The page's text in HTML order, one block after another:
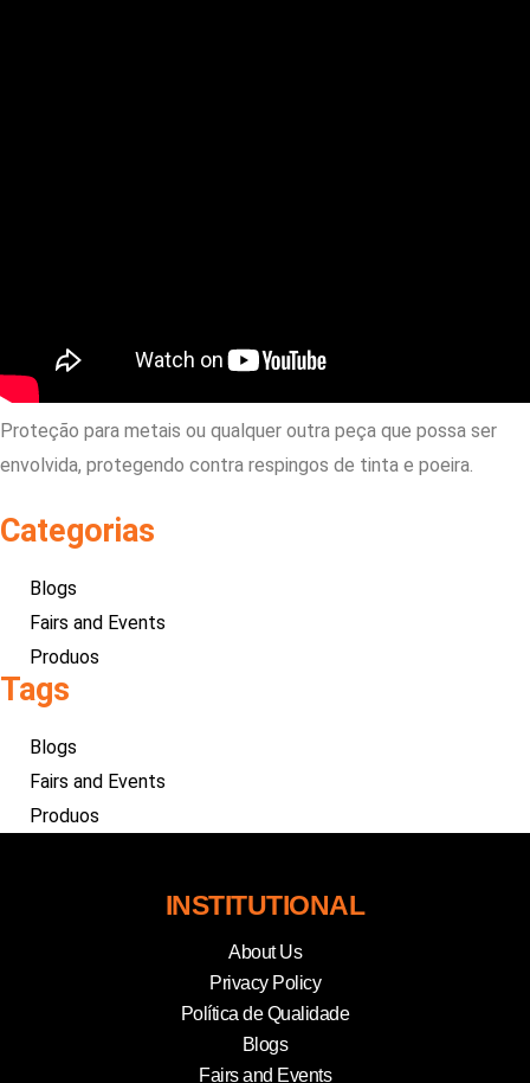
Proteção para metais ou qualquer outra peça que possa ser
envolvida, protegendo contra respingos de tinta e poeira.
Categorias
Blogs
Fairs and Events
Produos
Tags
Blogs
Fairs and Events
Produos
INSTITUTIONAL
About Us
Privacy Policy
Política de Qualidade
Blogs
Fairs and Events